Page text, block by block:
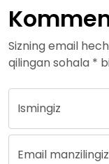
Sizning email
qilingan sohala *
Ismingiz
Email manzilingiz